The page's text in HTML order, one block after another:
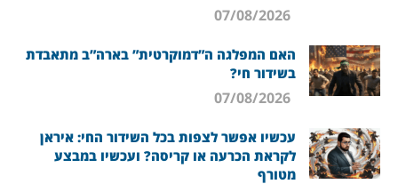
האם המפלגה ה”דמוקרטית” בארה”ב מתאבדת
בשידור חי?
עכשיו אפשר לצפות בכל השידור החי: איראן
לקראת הכרעה או קריסה? ועכשיו במבצע
מטורף